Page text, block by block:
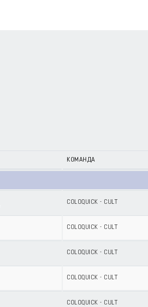
КОМАНДА
COLOQUICK - CULT
COLOQUICK - CULT
COLOQUICK - CULT
COLOQUICK - CULT
COLOQUICK - CULT